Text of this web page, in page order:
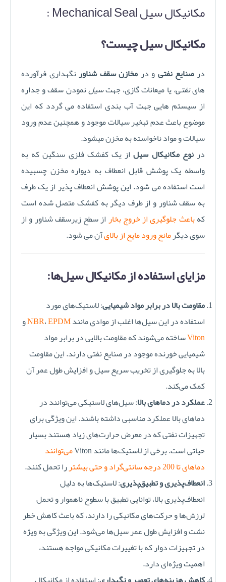
مکانیکال سیل Mechanical Seal :
مکانیکال سیل چیست؟
درصنایع نفتیو درمخازن سقف شناورنگهداری فرآورده
هاینفتی،یا میعانات گازی، جهتسیلنمودن سقف و جداره
از سیستم هایی جهت آب بندی استفاده می گردد که این
موضوع باعث عدم تبخیر سیالات موجود و همچنین عدم ورود
سیالات و مواد ناخواسته به مخزن میشود.
درنوع مکانیکال سیلاز یک کفشک فلزی سنگين که به
واسطه یک پوشش قابل انعطاف به دیواره مخزن چسبيده
است استفاده می شود. این پوشش انعطاف پذیر از یک طرف
به سقف شناور و از طرف دیگر به کفشک متصل شده است
کهباعث جلوگيری از خروج بخاراز سطح زیرسقف شناور و از
سوی دیگرمانع ورود مایع از بالایآن می شود.
مزایای استفاده از مکانیکال سیل‌ها:
مقاومت بالا در برابر مواد شیمیایی: لاستیک‌های مورد
استفاده در این سیل‌ها اغلب از موادی مانند
NBR،EPDM
و
Vitonساخته می‌شوند که مقاومت بالایی در برابر مواد
شیمیایی خورنده موجود در صنایع نفتی دارند. این مقاومت
بالا به جلوگیری از تخریب سریع سیل و افزایش طول عمر آن
کمک می‌کند.
عملکرد در دماهای بالا: سیل‌های لاستیکی می‌توانند در
دماهای بالا عملکرد مناسبی داشته باشند. این ویژگی برای
تجهیزات نفتی که در معرض حرارت‌های زیاد هستند بسیار
حیاتی است. برخی از لاستیک‌ها مانند Viton
می‌توانند
دماهای تا 200 درجه سانتی‌گراد و حتی بیشتر
را تحمل کنند.
انعطاف‌پذیری و تطبیق‌پذیری: لاستیک‌ها به دلیل
انعطاف‌پذیری بالا، توانایی تطبیق با سطوح ناهموار و تحمل
لرزش‌ها و حرکت‌های مکانیکی را دارند، که باعث کاهش خطر
نشت و افزایش طول عمر سیل‌ها می‌شود. این ویژگی به ویژه
در تجهیزات دوار که با تغییرات مکانیکی مواجه هستند،
اهمیت ویژه‌ای دارد.